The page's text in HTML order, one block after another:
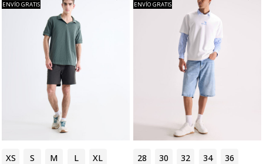
XS S M L XL
ENVÍO GRATIS
28 30 32 34 36
ENVÍO GRATIS